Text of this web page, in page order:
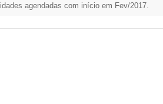
agendadas com início em Fev/2017.